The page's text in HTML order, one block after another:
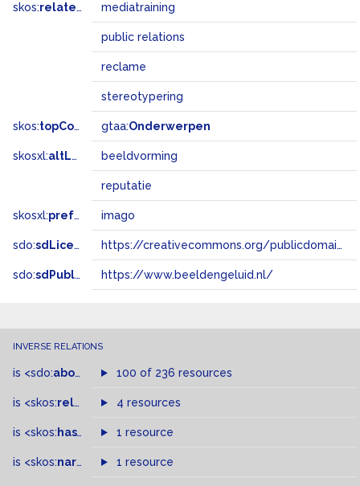
skos:related mediatraining
public relations
reclame
stereotypering
skos:topConceptOf gtaa:Onderwerpen
skosxl:altLabel beeldvorming
reputatie
skosxl:prefLabel imago
sdo:sdLicense https://creativecommons.org/publicdomain/zero/1.0/
sdo:sdPublisher https://www.beeldengeluid.nl/
INVERSE RELATIONS
is <sdo:about of 100 of 236 resources
is <skos:related > of4 resources
is <skos: hasTopConcept >of
1 resource
is <skos:narrowMatch >of
1 resource